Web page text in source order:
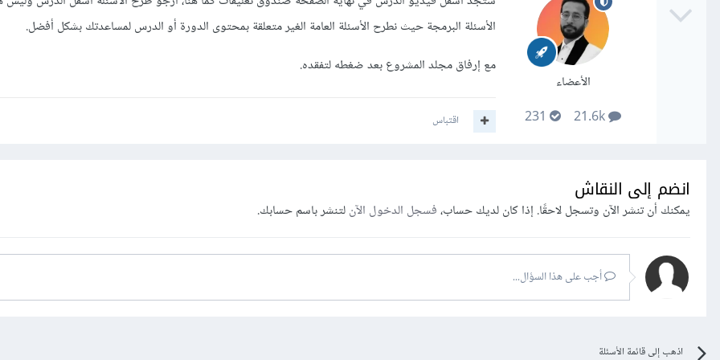
الأعضاء
الأسئلة البرمجة حيث نطرح الأسئلة العامة الغير متعلقة بمحتوى الدورة أو الدرس لمساعدتك بشكل أفضل.
مع إرفاق مجلد المشروع بعد ضغطه لتفقده.
اقتباس
انضم إلى النقاش
يمكنك أن تنشر الآن وتسجل لاحقًا. إذا كان لديك حساب،فسجل الدخول الآنلتنشر باسم حسابك.
أجب على هذا السؤال...
اذهب إلى قائمة الأسئلة